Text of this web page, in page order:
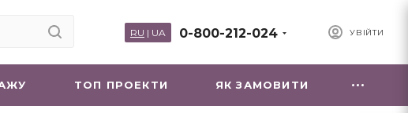
УВІЙТИ
0-800-212-024
RU | UA
ТОП ПРОЕКТИ ЯК ЗАМОВИТИ